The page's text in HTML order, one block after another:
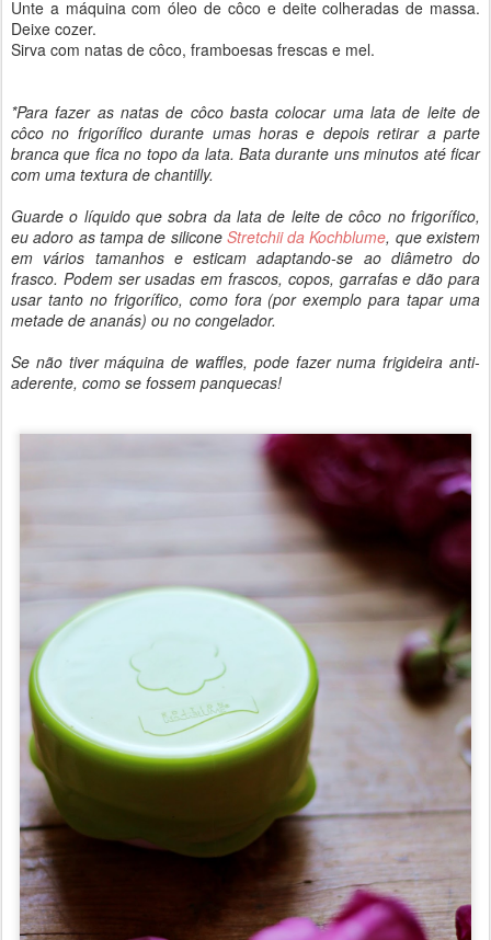
Unte a máquina com óleo de côco e deite colheradas de massa.
Deixe cozer.
Sirva com natas de côco, framboesas frescas e mel.
*Para fazer as natas de côco basta colocar uma lata de leite de
côco no frigorífico durante umas horas e depois retirar a parte
branca que fica no topo da lata. Bata durante uns minutos até ficar
com uma textura de chantilly.
Guarde o líquido que sobra da lata de leite de côco no frigorífico,
eu adoro as tampa de silicone Stretchii da Kochblume, que existem
em vários tamanhos e esticam adaptando-se ao diâmetro do
frasco. Podem ser usadas em frascos, copos, garrafas e dão para
usar tanto no frigorífico, como fora (por exemplo para tapar uma
metade de ananás) ou no congelador.
Se não tiver máquina de waffles, pode fazer numa frigideira anti-
aderente, como se fossem panquecas!